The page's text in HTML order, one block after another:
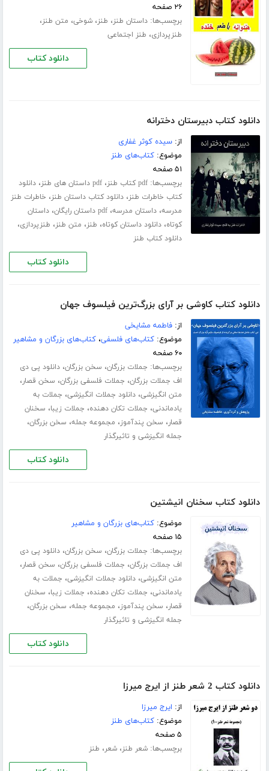
۲۶ صفحه
برچسب‌ها:داستان طنز، طنز،شوخی، متن طنز،
طنزپردازی، طنز اجتماعی
دانلود کتاب
دانلود کتاب دبیرستان دخترانه
از:سیده کوثر غفاری
موضوع:کتاب‌های طنز
۵۱ صفحه
برچسب‌ها:pdf کتاب طنز ،pdf داستان های طنز ،دانلود
کتاب خاطرات طنز،دانلود کتاب داستان طنز، خاطرات طنز
مدرسه،داستان مدرسه،pdf داستان رایگان ،داستان
کوتاه،دانلود داستان کوتاه، طنز، متن طنز، طنزپردازی،
دانلود کتاب طنز
دانلود کتاب
دانلود کتاب کاوشی بر آرای بزرگ‌ترین فیلسوف جهان
از:فاطمه مشایخی
موضوع:کتاب‌های فلسفی،کتاب‌های بزرگان و مشاهیر
۶۰ صفحه
برچسب‌ها: جملات بزرگان، سخن بزرگان،دانلود پی دی
اف جملات بزرگان، جملات فلسفی بزرگان، سخن قصار،
متن انگیزشی،دانلود جملات انگیزشی، جملات به
یادماندنی، جملات تکان دهنده، جملات زیبا، سخنان
قصار، سخن پندآموز، مجموعه جمله، سخن بزرگان،
جمله انگیزشی و تاثیرگذار
دانلود کتاب
دانلود کتاب سخنان انیشتین
موضوع:کتاب‌های بزرگان و مشاهیر
۱۵ صفحه
برچسب‌ها: جملات بزرگان، سخن بزرگان،دانلود پی دی
اف جملات بزرگان، جملات فلسفی بزرگان، سخن قصار،
متن انگیزشی،دانلود جملات انگیزشی، جملات به
یادماندنی، جملات تکان دهنده، جملات زیبا، سخنان
قصار، سخن پندآموز، مجموعه جمله، سخن بزرگان،
جمله انگیزشی و تاثیرگذار
دانلود کتاب
دانلود کتاب 2 شعر طنز از ایرج میرزا
از: ایرج میرزا
موضوع:کتاب‌های طنز
۵ صفحه
برچسب‌ها:شعر طنز،شعر، طنز